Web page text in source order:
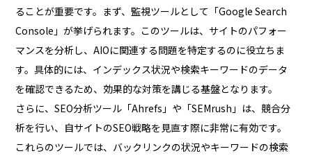
ることが重要です。まず、監視ツールとして「Google Search
Console」が挙げられます。このツールは、サイトのパフォー
マンスを分析し、AIOに関連する問題を特定するのに役立ちま
す。具体的には、インデックス状況や検索キーワードのデータ
を確認できるため、効果的な対策を講じる基盤となります。
さらに、SEO分析ツール「Ahrefs」や「SEMrush」は、競合分
析を行い、自サイトのSEO戦略を見直す際に非常に有効です。
これらのツールでは、バックリンクの状況やキーワードの検索